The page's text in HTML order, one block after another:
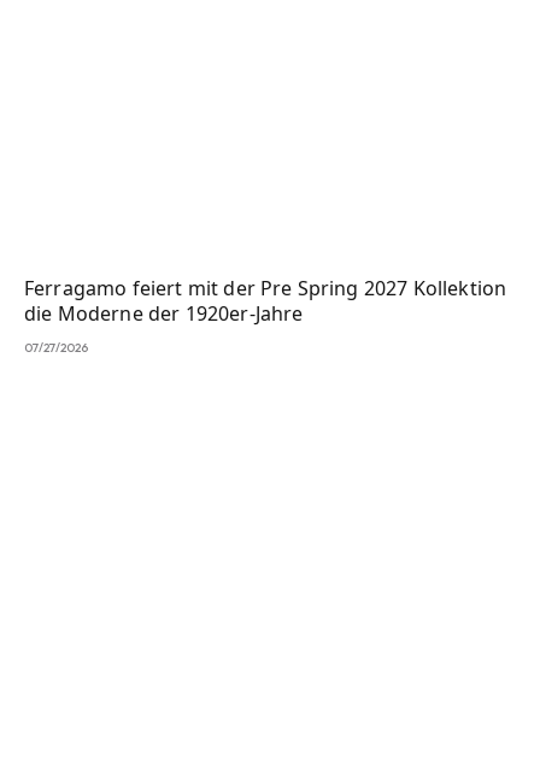
Ferragamo feiert mit der Pre Spring 2027 Kollektion
die Moderne der 1920er-Jahre
07/27/2026